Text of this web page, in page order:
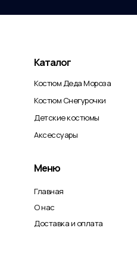
Доставка и оплата
О нас
Главная
Аксессуары
Детские костюмы
Костюм Снегурочки
Костюм Деда Мороза
Меню
Каталог